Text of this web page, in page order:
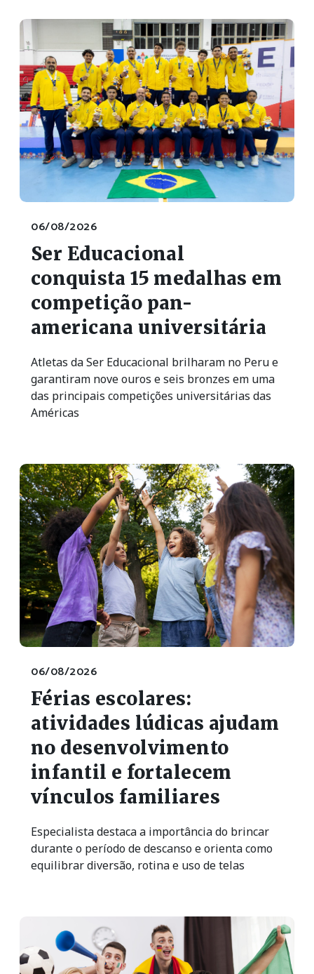
06/08/2026
Ser Educacional
conquista 15 medalhas em
competição pan-
americana universitária
Atletas da Ser Educacional brilharam no Peru e
garantiram nove ouros e seis bronzes em uma
das principais competições universitárias das
Américas
06/08/2026
Férias escolares:
atividades lúdicas ajudam
no desenvolvimento
infantil e fortalecem
vínculos familiares
Especialista destaca a importância do brincar
durante o período de descanso e orienta como
equilibrar diversão, rotina e uso de telas